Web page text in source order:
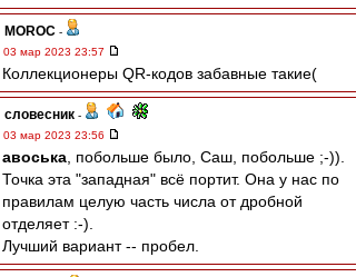
MOROC -
03 мар 2023 23:57
Коллекционеры QR-кодов забавные такие(
словесник -
03 мар 2023 23:56
авоська , побольше было, Саш, побольше ;-)).
Точка эта "западная" всё портит. Она у нас по
правилам целую часть числа от дробной
отделяет :-).
Лучший вариант -- пробел.